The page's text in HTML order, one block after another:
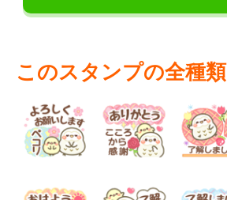
このスタンプの全種類